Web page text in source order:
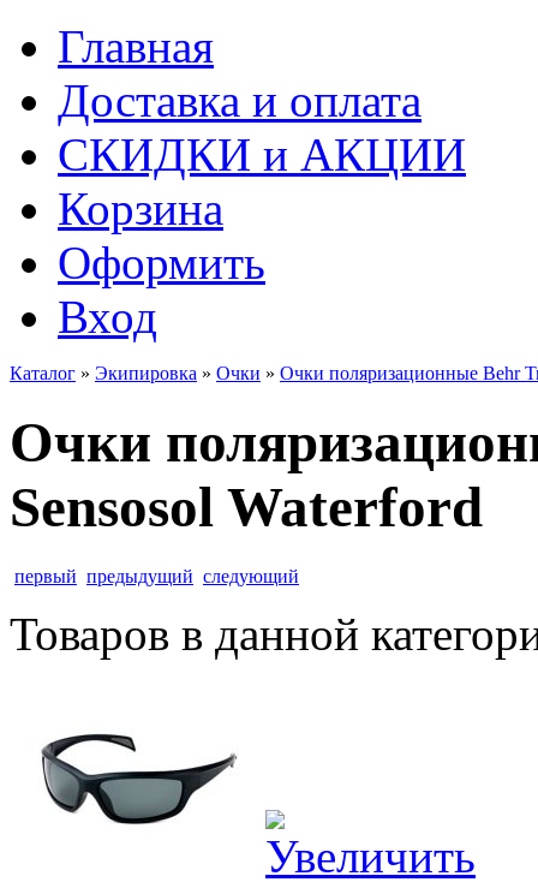
Главная
Доставка и оплата
СКИДКИ и АКЦИИ
Корзина
Оформить
Вход
Каталог » Экипировка » Очки » Очки поляризационные Behr
Очки
Sensosol Waterford
первый предыдущий следующий
Товаров в данной